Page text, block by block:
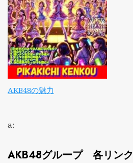
AKB48の魅力
a:
AKB48グループ 各リンク